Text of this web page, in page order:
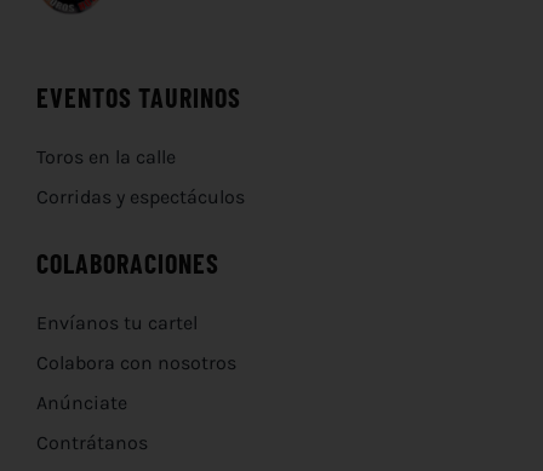
EVENTOS TAURINOS
Toros en la calle
Corridas y espectáculos
COLABORACIONES
Envíanos tu cartel
Colabora con nosotros
Anúnciate
Contrátanos